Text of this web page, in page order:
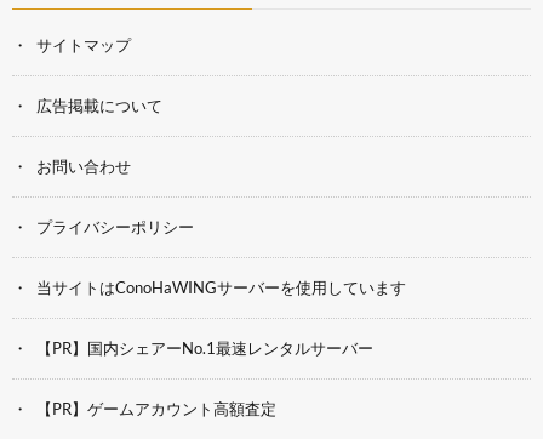
サイトマップ
広告掲載について
お問い合わせ
プライバシーポリシー
当サイトはConoHaWINGサーバーを使用しています
【PR】国内シェアーNo.1最速レンタルサーバー
【PR】ゲームアカウント高額査定